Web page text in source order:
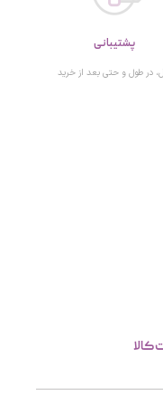
پشتیبانی
در طول و حتی بعد از خرید
کالا